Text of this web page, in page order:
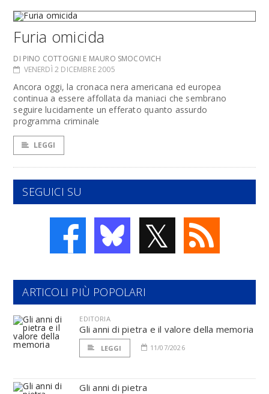
Furia omicida
DI PINO COTTOGNI E MAURO SMOCOVICH
VENERDÌ 2 DICEMBRE 2005
Ancora oggi, la cronaca nera americana ed europea
continua a essere affollata da maniaci che sembrano
seguire lucidamente un efferato quanto assurdo
programma criminale
LEGGI
SEGUICI SU
𝕏
ARTICOLI PIÙ POPOLARI
EDITORIA
Gli anni di pietra e il valore della memoria
LEGGI 11/07/2026
Gli anni di pietra